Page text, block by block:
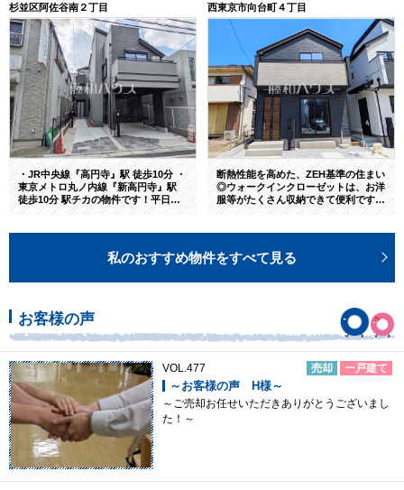
杉並区阿佐谷南２丁目
・JR中央線『高円寺』駅 徒歩10分 ・
東京メトロ丸ノ内線『新高円寺』駅
徒歩10分 駅チカの物件です！平日で
西東京市向台町４丁目
断熱性能を高めた、ZEH基準の住まい
◎ウォークインクローゼットは、お洋
服等がたくさん収納できて便利です。
私のおすすめ物件をすべて見る
お客様の声
VOL.477 売却 一戸建て
～お客様の声 H様～
～ご売却お任せいただきありがとうございまし
た！～